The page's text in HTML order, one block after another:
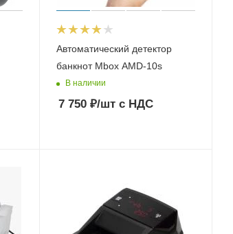
Автоматический детектор
банкнот Mbox AMD-10s
В наличии
7 750₽/штс НДС